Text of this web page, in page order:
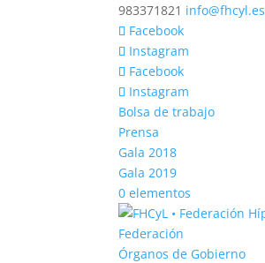
983371821 info@fhcyl.es
Facebook
Instagram
Facebook
Instagram
Bolsa de trabajo
Prensa
Gala 2018
Gala 2019
0 elementos
Federación
Órganos de Gobierno